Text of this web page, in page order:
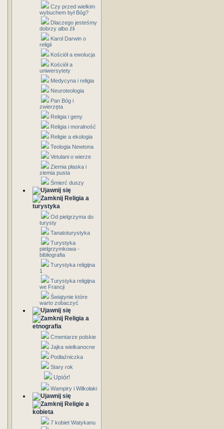
Czy przed wielkim
wybuchem był Bóg?
Dlaczego jesteśmy
dobrzy albo źli
Karol Darwin o
religii
Kościół a ewolucja
Kościół a
uniwersytety
Medycyna i religia
Neuroteologia
Pan Bóg i
zwierzęta
Religia i geny
Religia i moralność
Religie a ekologia
Teologia Newtona
Vetulani o wierze
Ziemia płaska i
ziemia pusta
Śmierć duszy
Religia a
turystyka
Od pielgrzyma do
turysty
Tanatoturystyka
Turystyka
pielgrzymkowa -
bibliografia
Turystyka religijna
1
Turystyka religijna
we Francji
Świątynie które
warto zobaczyć
Religia a
etnografia
Cmentarze polskie
Jajka wielkanocne
Podłaźniczka
Stary rok
Upiór!
Wampiry i Wilkołaki
Religie a
kobieta
7 kobiet Watykanu